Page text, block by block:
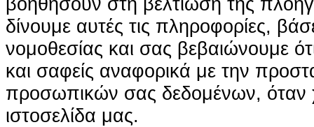
δίνουμε αυτές τις πληροφορίες,
νομοθεσίας και σας βεβαιώνουμε ότι
και σαφείς αναφορικά με την
προσωπικών σας δεδομένων, όταν
ιστοσελίδα μας.